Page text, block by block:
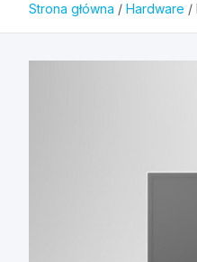
Strona główna Hardware